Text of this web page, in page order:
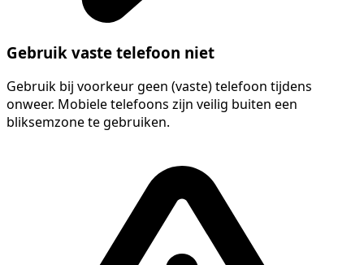
Gebruik vaste telefoon niet
Gebruik bij voorkeur geen (vaste) telefoon tijdens
onweer. Mobiele telefoons zijn veilig buiten een
bliksemzone te gebruiken.